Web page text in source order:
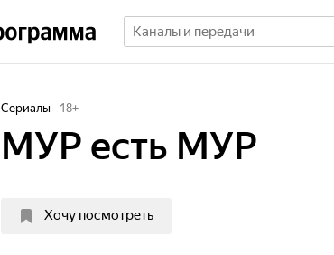
Сериалы 18+
МУР есть МУР
Хочу посмотреть